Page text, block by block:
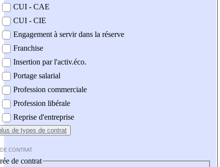
CUI - CAE
CUI - CIE
Engagement à servir dans la réserve
Franchise
Insertion par l'activ.éco.
Portage salarial
Profession commerciale
Profession libérale
Reprise d'entreprise
de types de contrat
CONTRAT
de contrat